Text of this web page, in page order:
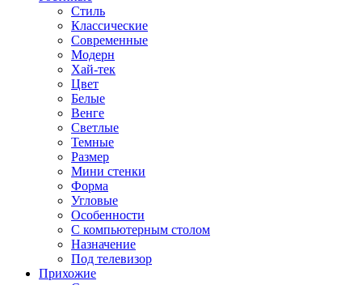
Стиль
Классические
Современные
Модерн
Хай-тек
Цвет
Белые
Венге
Светлые
Темные
Размер
Мини стенки
Форма
Угловые
Особенности
С компьютерным столом
Назначение
Под телевизор
Прихожие